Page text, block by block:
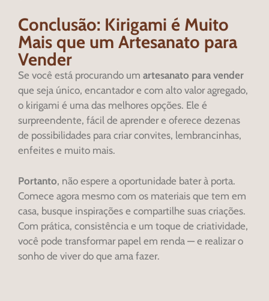
Conclusão: Kirigami é Muito
Mais que um Artesanato para
Vender
Se você está procurando um artesanato para vender
que seja único, encantador e com alto valor agregado,
o kirigami é uma das melhores opções. Ele é
surpreendente, fácil de aprender e oferece dezenas
de possibilidades para criar convites, lembrancinhas,
enfeites e muito mais.
Portanto, não espere a oportunidade bater à porta.
Comece agora mesmo com os materiais que tem em
casa, busque inspirações e compartilhe suas criações.
Com prática, consistência e um toque de criatividade,
você pode transformar papel em renda — e realizar o
sonho de viver do que ama fazer.